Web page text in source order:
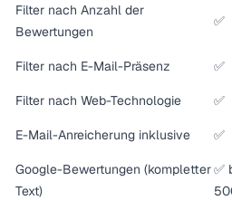
Filter nach Anzahl der
Bewertungen
✅
Filter nach E-Mail-Präsenz ✅
Filter nach Web-Technologie
✅
E-Mail-Anreicherung inklusive ✅
Google-Bewertungen (kompletter
Text)
✅